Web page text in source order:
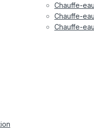
Chauffe-
Chauffe-
Chauffe-